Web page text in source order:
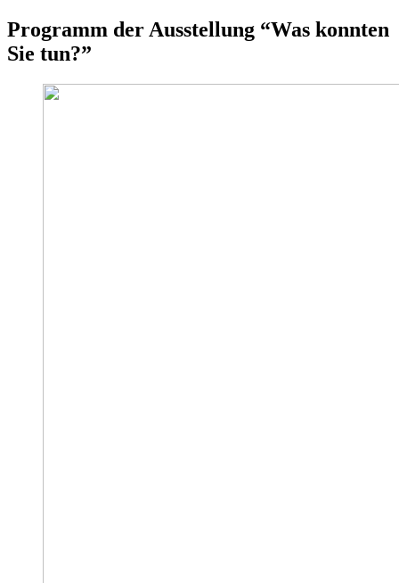
Programm der Ausstellung “Was konnten
Sie tun?”